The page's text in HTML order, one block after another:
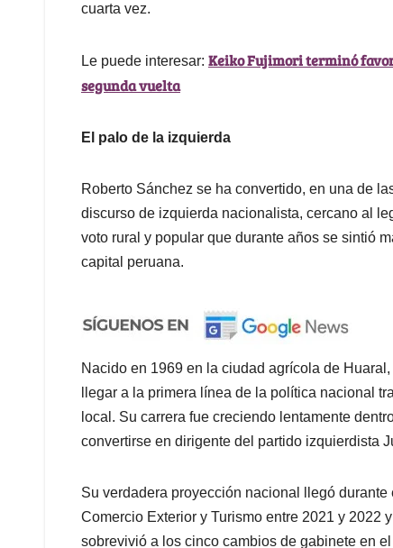
cuarta vez.
Le puede interesar: Keiko Fujimori terminó
segunda vuelta
El palo de la izquierda
Roberto Sánchez se ha convertido, en una de
discurso de izquierda nacionalista, cercano al
voto rural y popular que durante años se sintió
capital peruana.
Nacido en 1969 en la ciudad agrícola de
llegar a la primera línea de la política nacional
local. Su carrera fue creciendo lentamente
convertirse en dirigente del partido izquierdista
Su verdadera proyección nacional llegó
Comercio Exterior y Turismo entre 2021 y 2022
sobrevivió a los cinco cambios de gabinete en